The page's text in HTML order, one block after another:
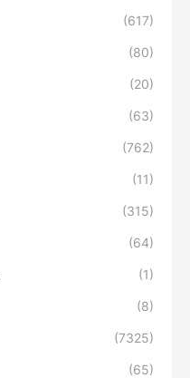
(617)
(80)
(20)
(63)
(762)
(11)
(315)
(64)
(1)
(8)
(7325)
(65)